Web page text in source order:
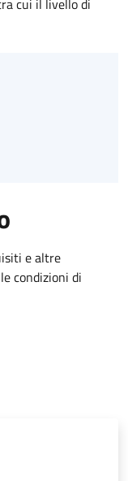
e altre
condizioni di